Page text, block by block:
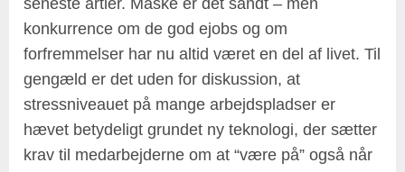
seneste årtier. Måske er det sandt – men
konkurrence om de god ejobs og om
forfremmelser har nu altid været en del af livet. Til
gengæld er det uden for diskussion, at
stressniveauet på mange arbejdspladser er
hævet betydeligt grundet ny teknologi, der sætter
krav til medarbejderne om at “være på” også når